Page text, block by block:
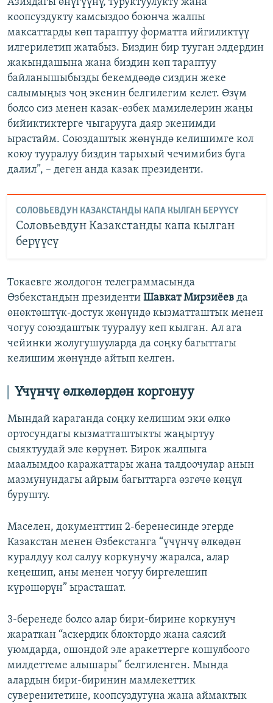
коопсуздукту камсыздоо боюнча жалпы
максаттарды көп тараптуу форматта ийгиликтүү
илгерилетип жатабыз. Биздин бир тууган элдердин
жакындашына жана биздин көп тараптуу
байланышыбызды бекемдөөдө сиздин жеке
салымыңыз чоң экенин белгилегим келет. Өзүм
болсо сиз менен казак-өзбек мамилелерин жаңы
бийиктиктерге чыгарууга даяр экенимди
ырастайм. Союздаштык жөнүндө келишимге кол
коюу тууралуу биздин тарыхый чечимибиз буга
далил”, – деген анда казак президенти.
СОЛОВЬЕВДУН КАЗАКСТАНДЫ КАПА КЫЛГАН БЕРҮҮСҮ
Соловьевдун Казакстанды капа кылган
берүүсү
Токаевге жолдогон телеграммасында
Өзбекстандын президенти Шавкат Мирзиёев да
өнөктөштүк-достук жөнүндө кызматташтык менен
чогуу союздаштык тууралуу кеп кылган. Ал ага
чейинки жолугушууларда да соңку багыттагы
келишим жөнүндө айтып келген.
Үчүнчү өлкөлөрдөн коргонуу
Мындай караганда соңку келишим эки өлкө
ортосундагы кызматташтыкты жаңыртуу
сыяктуудай эле көрүнөт. Бирок жалпыга
маалымдоо каражаттары жана талдоочулар анын
мазмунундагы айрым багыттарга өзгөчө көңүл
бурушту.
Маселен, документтин 2-беренесинде эгерде
Казакстан менен Өзбекстанга “үчүнчү өлкөдөн
куралдуу кол салуу коркунучу жаралса, алар
кеңешип, аны менен чогуу биргелешип
күрөшөрүн” ырасташат.
3-беренеде болсо алар бири-бирине коркунуч
жараткан “аскердик блоктордо жана саясий
уюмдарда, ошондой эле аракеттерге кошулбоого
милдеттеме алышары” белгиленген. Мында
алардын бири-биринин мамлекеттик
суверенитетине, коопсуздугуна жана аймактык